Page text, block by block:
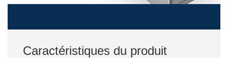
Caractéristiques du produit